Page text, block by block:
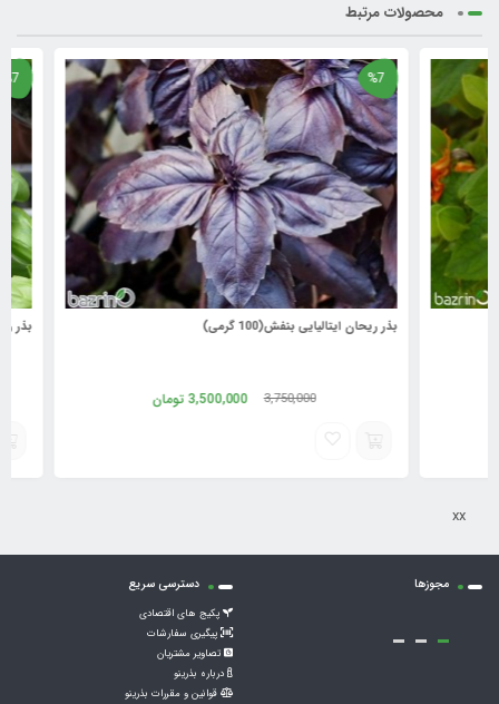
محصولات مرتبط
بذر ریحان ایتالیایی بنفش(100 گرمی)
3,750,000
3,500,000 تومان
%7
بذر ریحان
%7
xx
مجوزها دسترسی سریع
پکیج های اقتصادی
پیگیری سفارشات
تصاویر مشتریان
درباره بذرینو
قوانین و مقررات بذرینو